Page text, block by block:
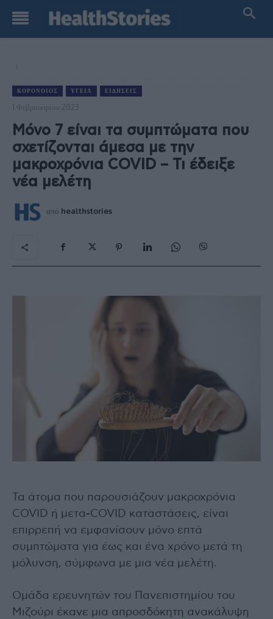
ΚΟΡΟΝΟΙΌΣ ΥΓΕΊΑ ΕΙΔΉΣΕΙΣ
1 Φεβρουαρίου 2023
Μόνο 7 είναι τα συμπτώματα που
σχετίζονται άμεσα με την
μακροχρόνια COVID – Τι έδειξε
νέα μελέτη
από healthstories
Τα άτομα που παρουσιάζουν μακροχρόνια
COVID ή μετα-COVID καταστάσεις, είναι
επιρρεπή να εμφανίσουν μόνο επτά
συμπτώματα για έως και ένα χρόνο μετά τη
μόλυνση, σύμφωνα με μια νέα μελέτη.
Ομάδα ερευνητών του Πανεπιστημίου του
Μιζούρι έκανε μια απροσδόκητη ανακάλυψη